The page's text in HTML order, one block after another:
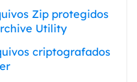
Zip protegidos
Utility
criptografados